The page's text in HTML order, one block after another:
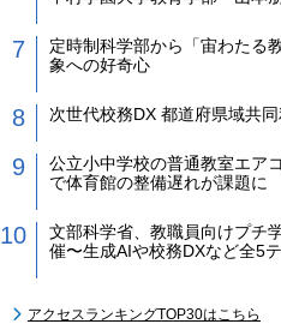
定時制科学部から「宙わた
象への好奇心
次世代校務DX 都道府県域共
公立小中学校の普通教室エア
で体育館の整備遅れが課題に
文部科学省、教職員向けプチ
催〜生成AIや校務DXなど全5
アクセスランキングTOP30はこちら